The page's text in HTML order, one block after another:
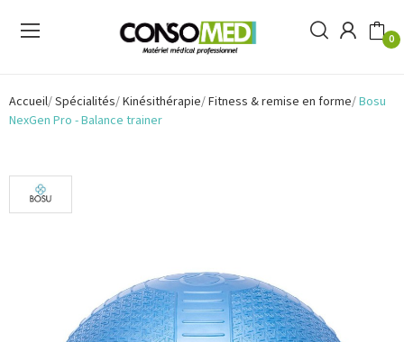
0
Accueil Spécialités Kinésithérapie Fitness & remise en forme Bosu
NexGen Pro - Balance trainer